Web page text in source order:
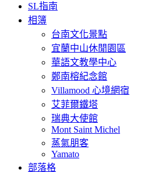
SL指南
相簿
台南文化景點
宜蘭中山休閒園區
華語文教學中心
鄭南榕紀念館
Villamood 心境網宿
艾菲爾鐵塔
瑞典大使館
Mont Saint Michel
蒸氣朋客
Yamato
部落格